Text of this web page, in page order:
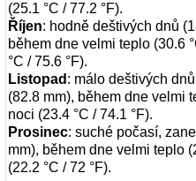
(25.1 °C / 77.2 °F).
Říjen: hodně deštivých dnů
během dne velmi teplo (30.6
°C / 75.6 °F).
Listopad : málo deštivých
(82.8 mm), během dne velmi
noci (23.4 °C / 74.1 °F).
Prosinec: suché počasí,
mm), během dne velmi teplo
(22.2 °C / 72 °F).